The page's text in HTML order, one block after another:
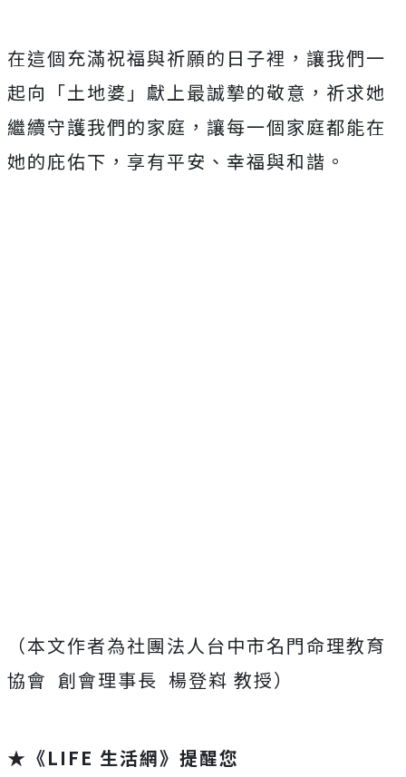
在這個充滿祝福與祈願的日子裡，讓我們一
起向「土地婆」獻上最誠摯的敬意，祈求她
繼續守護我們的家庭，讓每一個家庭都能在
她的庇佑下，享有平安、幸福與和諧。
（本文作者為社團法人台中市名門命理教育
協會 創會理事長 楊登嵙 教授）
★《LIFE 生活網》提醒您